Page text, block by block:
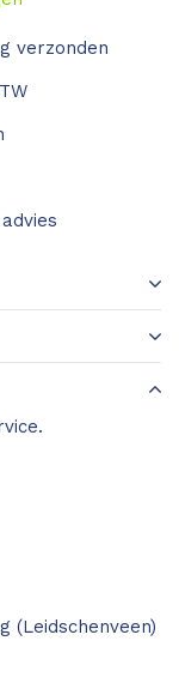
verzonden
(Leidschenveen)